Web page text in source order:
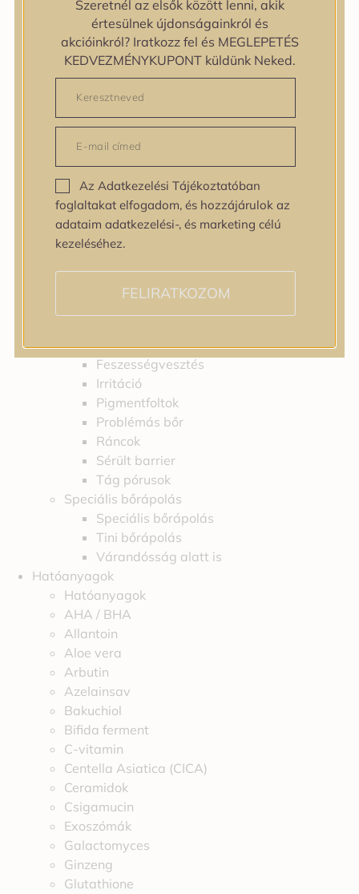
zipiderm
Bőrállapot
Bőrállapot
Bőrtípus
Bőrtípus
Kombinált
Száraz
Zsíros
Bőrprobléma
Bőrprobléma
Bőrpír
Dehidratált bőr
Egyenetlen bőrtextúra
Egyenetlen tónus
Fakóság
Feszességvesztés
Irritáció
Pigmentfoltok
Problémás bőr
Ráncok
Sérült barrier
Tág pórusok
Speciális bőrápolás
Speciális bőrápolás
Tini bőrápolás
Várandósság alatt is
Hatóanyagok
Hatóanyagok
AHA / BHA
Allantoin
Aloe vera
Arbutin
Azelainsav
Bakuchiol
Bifida ferment
C-vitamin
Centella Asiatica (CICA)
Ceramidok
Csigamucin
Exoszómák
Galactomyces
Ginzeng
Glutathione
Szeretnél az elsők között lenni, akik
értesülnek újdonságainkról és
akcióinkról? Iratkozz fel és MEGLEPETÉS
KEDVEZMÉNYKUPONT küldünk Neked.
Az Adatkezelési Tájékoztatóban
foglaltakat elfogadom, és hozzájárulok az
adataim adatkezelési-, és marketing célú
kezeléséhez.
FELIRATKOZOM